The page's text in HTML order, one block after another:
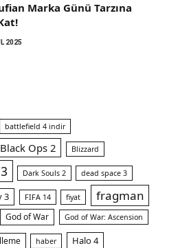
Marka Günü Tarzına
2025
battlefield 4 indir
Black Ops 2 Blizzard
Dark Souls 2 dead space 3
3 FIFA 14 fiyat fragman
God of War God of War: Ascension
haber Halo 4